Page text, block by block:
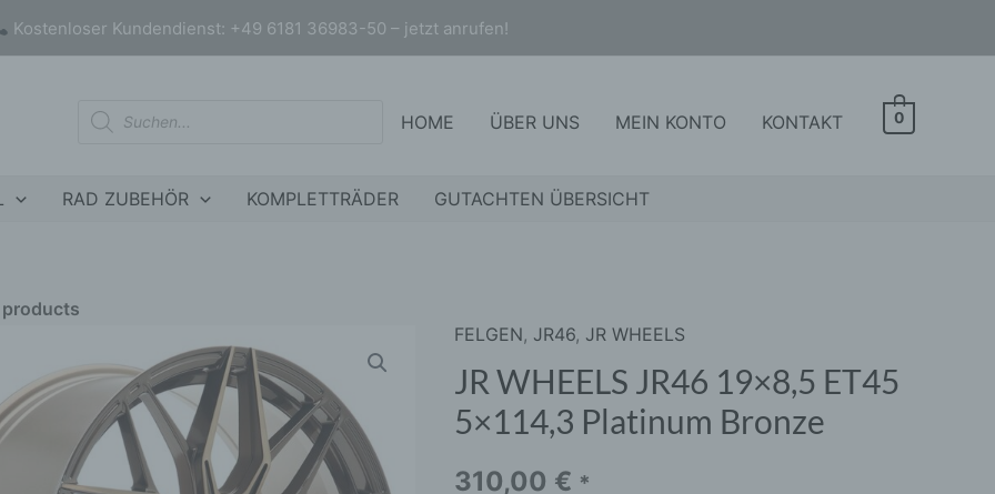
Kostenloser Kundendienst: +49 6181 36983-50 – jetzt anrufen!
Products
search
HOME ÜBER UNS MEIN KONTO KONTAKT 0
RAD ZUBEHÖR KOMPLETTRÄDER GUTACHTEN ÜBERSICHT
products
only products on sale In stock only
FELGEN, JR46, JR WHEELS
JR WHEELS JR46 19×8,5 ET45
5×114,3 Platinum Bronze
310,00 € *
JR
WHEELS
JR46
19x8,5
ET45